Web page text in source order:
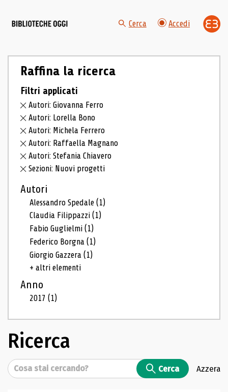
Cerca Accedi
Raffina la ricerca
Filtri applicati
Autori: Giovanna Ferro
Autori: Lorella Bono
Autori: Michela Ferrero
Autori: Raffaella Magnano
Autori: Stefania Chiavero
Sezioni: Nuovi progetti
Autori
Alessandro Spedale(1)
Claudia Filippazzi(1)
Fabio Guglielmi(1)
Federico Borgna(1)
Giorgio Gazzera(1)
+ altri elementi
Anno
2017(1)
Ricerca
Cerca Cerca Azzera